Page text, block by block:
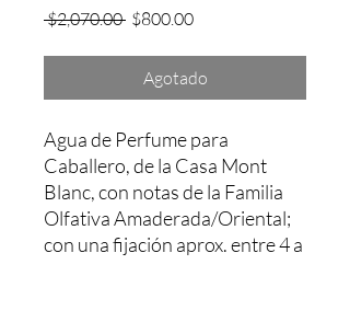
$2,070.00 Precio
$800.00Precio
oferta
Agotado
Agua de Perfume para
Caballero, de la Casa Mont
Blanc, con notas de la Familia
Olfativa Amaderada/Oriental;
con una fijación aprox. entre 4 a